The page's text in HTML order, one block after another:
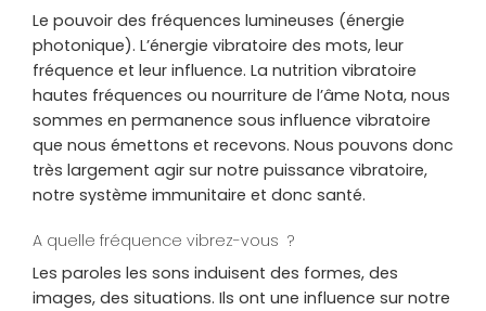
Le pouvoir des fréquences lumineuses (énergie
photonique). L’énergie vibratoire des mots, leur
fréquence et leur influence. La nutrition vibratoire
hautes fréquences ou nourriture de l’âme Nota, nous
sommes en permanence sous influence vibratoire
que nous émettons et recevons. Nous pouvons donc
très largement agir sur notre puissance vibratoire,
notre système immunitaire et donc santé.
A quelle fréquence vibrez-vous ?
Les paroles les sons induisent des formes, des
images, des situations. Ils ont une influence sur notre